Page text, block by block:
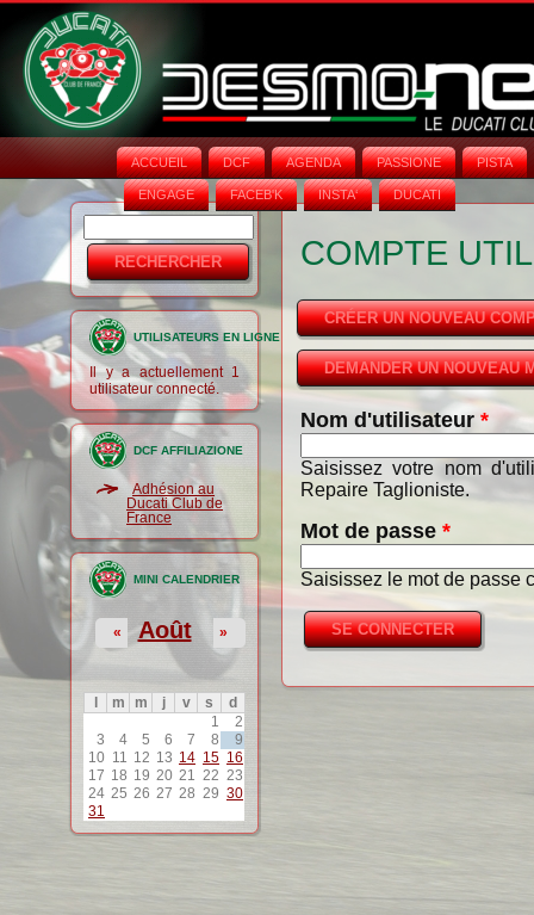
ACCUEIL DCF AGENDA PASSIONE PISTA
ENGAGE FACEB'K INSTA‘ DUCATI
Formulaire
de
recherche
UTILISATEURS EN LIGNE
Il y a actuellement 1
utilisateur connecté.
DCF AFFILIAZIONE
Adhésion au
Ducati Club de
France
MINI CALENDRIER
Août
« »
m m j v s
d
1
2
3
4 5 6 7 8
9
10 11 12 13 14 15 16
17 18 19 20 21 22 23
24 25 26 27 28 29 30
31
COMPTE
CRÉER UN NOUVEAU
DEMANDER UN NOUVEAU
Nom d'utilisateur *
Saisissez votre nom
Repaire Taglioniste.
Mot de passe *
Saisissez le mot de passe